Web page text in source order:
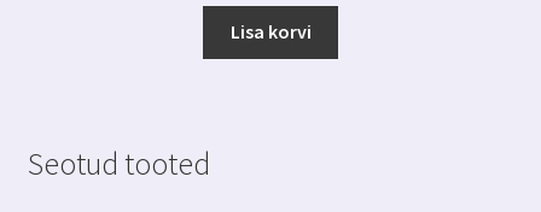
Lisa korvi
Seotud tooted